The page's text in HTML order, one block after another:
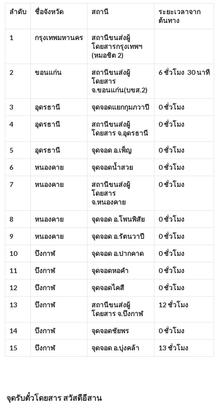
ลำดับ ชื่อจังหวัด สถานี
ระยะเวลาจาก
ต้นทาง
1 กรุงเทพมหานคร
สถานีขนส่งผู้
โดยสารกรุงเทพฯ
(หมอชิต 2)
2 ขอนแก่น
สถานีขนส่งผู้
โดยสาร
จ.ขอนแก่น(บขส.2)
6 ชั่วโมง 30 นาที
3 อุดรธานี จุดจอดแยกกุมภวาปี 0 ชั่วโมง
4 อุดรธานี
สถานีขนส่งผู้
โดยสาร จ.อุดรธานี
0 ชั่วโมง
5 อุดรธานี จุดจอด อ.เพ็ญ 0 ชั่วโมง
6 หนองคาย จุดจอดน้ำสวย 0 ชั่วโมง
7 หนองคาย
สถานีขนส่งผู้
โดยสาร
จ.หนองคาย
0 ชั่วโมง
8 หนองคาย จุดจอด อ.โพนพิสัย 0 ชั่วโมง
9 หนองคาย จุดจอด อ.รัตนวาปี 0 ชั่วโมง
10 บึงกาฬ จุดจอด อ.ปากคาด 0 ชั่วโมง
11 บึงกาฬ จุดจอดหอคำ 0 ชั่วโมง
12 บึงกาฬ จุดจอดไคสี 0 ชั่วโมง
13 บึงกาฬ
สถานีขนส่งผู้
โดยสาร จ.บึงกาฬ
12 ชั่วโมง
14 บึงกาฬ จุดจอดชัยพร 0 ชั่วโมง
15 บึงกาฬ จุดจอด อ.บุ่งคล้า 13 ชั่วโมง
จุดรับตั๋วโดยสาร สวัสดีอีสาน